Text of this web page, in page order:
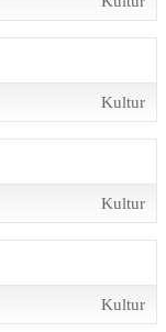
Kultur
Kultur
Kultur